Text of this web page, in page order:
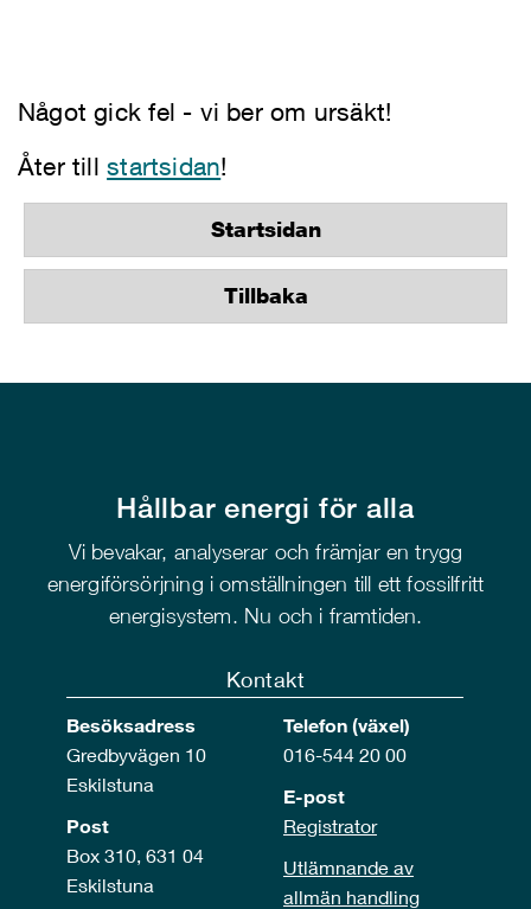
Något gick fel - vi ber om ursäkt!
Åter tillstartsidan!
Startsidan
Tillbaka
Hållbar energi för alla
Vi bevakar, analyserar och främjar en trygg
energiförsörjning i omställningen till ett fossilfritt
energisystem. Nu och i framtiden.
Kontakt
Besöksadress
Gredbyvägen 10
Eskilstuna
Post
Box 310, 631 04
Eskilstuna
Telefon (växel)
016-544 20 00
E-post
Registrator
Utlämnande av
allmän handling